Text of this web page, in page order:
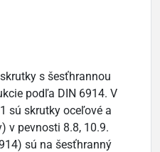
s šesťhrannou
podľa DIN 6914. V
sú skrutky oceľové a
v pevnosti 8.8, 10.9.
sú na šesťhranný